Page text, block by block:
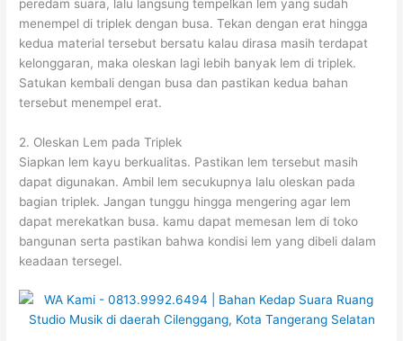
peredam suara, lalu langsung tempelkan lem yang sudah
menempel di triplek dengan busa. Tekan dengan erat hingga
kedua material tersebut bersatu kalau dirasa masih terdapat
kelonggaran, maka oleskan lagi lebih banyak lem di triplek.
Satukan kembali dengan busa dan pastikan kedua bahan
tersebut menempel erat.
2. Oleskan Lem pada Triplek
Siapkan lem kayu berkualitas. Pastikan lem tersebut masih
dapat digunakan. Ambil lem secukupnya lalu oleskan pada
bagian triplek. Jangan tunggu hingga mengering agar lem
dapat merekatkan busa. kamu dapat memesan lem di toko
bangunan serta pastikan bahwa kondisi lem yang dibeli dalam
keadaan tersegel.